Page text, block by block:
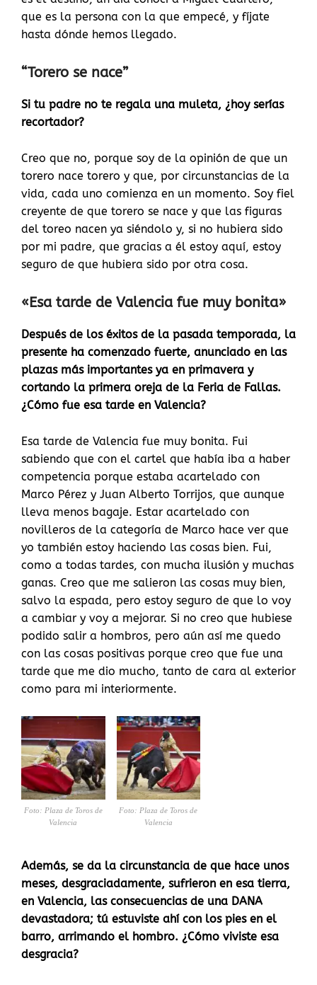
que es la persona con la que empecé, y fíjate
hasta dónde hemos llegado.
“Torero se nace”
Si tu padre no te regala una muleta, ¿hoy serías
recortador?
Creo que no, porque soy de la opinión de que un
torero nace torero y que, por circunstancias de la
vida, cada uno comienza en un momento. Soy fiel
creyente de que torero se nace y que las figuras
del toreo nacen ya siéndolo y, si no hubiera sido
por mi padre, que gracias a él estoy aquí, estoy
seguro de que hubiera sido por otra cosa.
«Esa tarde de Valencia fue muy bonita»
Después de los éxitos de la pasada temporada, la
presente ha comenzado fuerte, anunciado en las
plazas más importantes ya en primavera y
cortando la primera oreja de la Feria de Fallas.
¿Cómo fue esa tarde en Valencia?
Esa tarde de Valencia fue muy bonita. Fui
sabiendo que con el cartel que había iba a haber
competencia porque estaba acartelado con
Marco Pérez y Juan Alberto Torrijos, que aunque
lleva menos bagaje. Estar acartelado con
novilleros de la categoría de Marco hace ver que
yo también estoy haciendo las cosas bien. Fui,
como a todas tardes, con mucha ilusión y muchas
ganas. Creo que me salieron las cosas muy bien,
salvo la espada, pero estoy seguro de que lo voy
a cambiar y voy a mejorar. Si no creo que hubiese
podido salir a hombros, pero aún así me quedo
con las cosas positivas porque creo que fue una
tarde que me dio mucho, tanto de cara al exterior
como para mi interiormente.
Foto: Plaza de Toros de
Valencia
Foto: Plaza de Toros de
Valencia
Además, se da la circunstancia de que hace unos
meses, desgraciadamente, sufrieron en esa tierra,
en Valencia, las consecuencias de una DANA
devastadora; tú estuviste ahí con los pies en el
barro, arrimando el hombro. ¿Cómo viviste esa
desgracia?